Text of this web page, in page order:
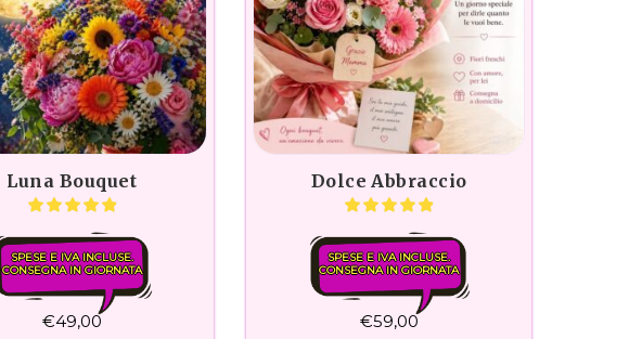
Luna Bouquet
SPESE E IVA INCLUSE.
CONSEGNA IN GIORNATA
€49,00
Dolce Abbraccio
SPESE E IVA INCLUSE.
CONSEGNA IN GIORNATA
€59,00